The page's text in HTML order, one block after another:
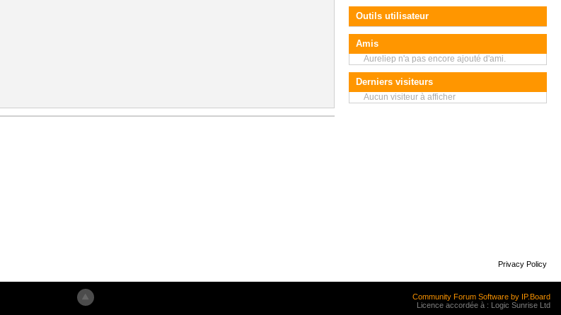
Outils utilisateur
Amis
Aureliep n'a pas encore ajouté d'ami.
Derniers visiteurs
Aucun visiteur à afficher
Privacy Policy
Community Forum Software by IP.Board
Licence accordée à : Logic Sunrise Ltd